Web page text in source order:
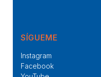
SÍGUEME
Instagram
Facebook